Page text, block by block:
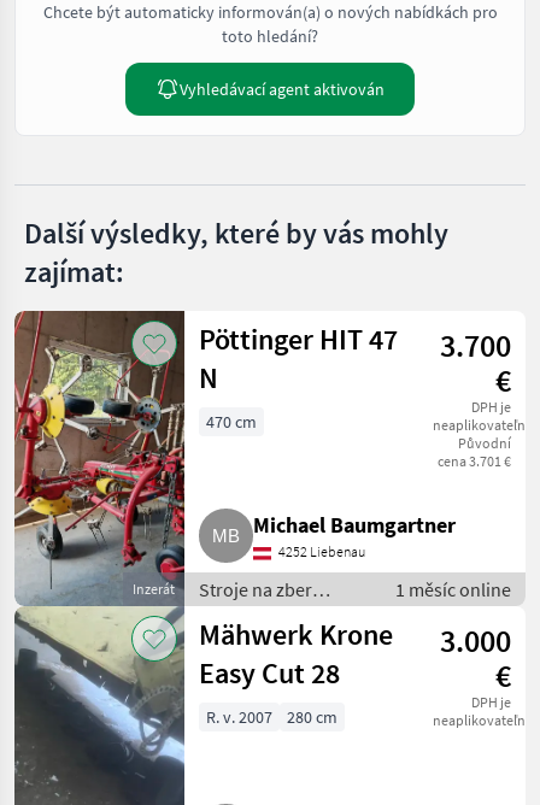
Chcete být automaticky informován(a) o nových nabídkách pro
toto hledání?
Vyhledávací agent aktivován
Další výsledky, které by vás mohly
zajímat:
Inzerát
Pöttinger HIT 47
N
3.700
€
DPH je
neaplikovateľné
Původní
cena 3.701 €
470 cm
Michael Baumgartner
4252 Liebenau
Stroje na zber
objemových krmív /
Nariadkovač
1 měsíc online
Mähwerk Krone
Easy Cut 28
3.000
€
DPH je
neaplikovateľné
R. v. 2007 280 cm